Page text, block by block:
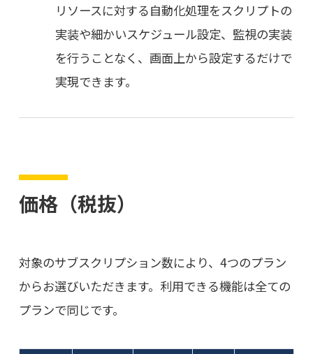
リソースに対する自動化処理をスクリプトの
実装や細かいスケジュール設定、監視の実装
を行うことなく、画面上から設定するだけで
実現できます。
価格（税抜）
対象のサブスクリプション数により、4つのプラン
からお選びいただきます。利用できる機能は全ての
プランで同じです。